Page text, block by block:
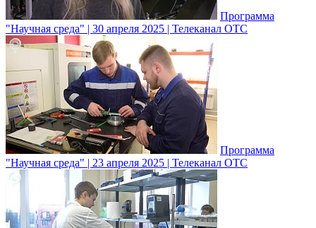
Программа
"Научная среда" | 30 апреля 2025 | Телеканал ОТС
Программа
"Научная среда" | 23 апреля 2025 | Телеканал ОТС